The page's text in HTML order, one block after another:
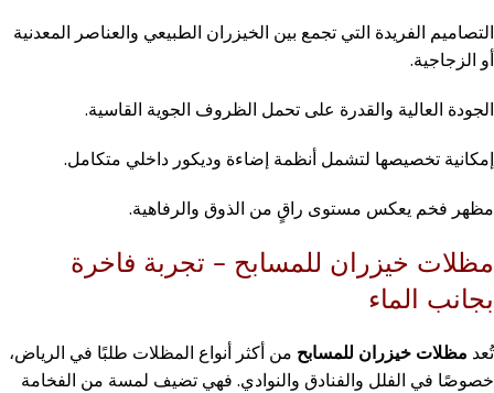
التصاميم الفريدة التي تجمع بين الخيزران الطبيعي والعناصر المعدنية
أو الزجاجية.
الجودة العالية والقدرة على تحمل الظروف الجوية القاسية.
إمكانية تخصيصها لتشمل أنظمة إضاءة وديكور داخلي متكامل.
مظهر فخم يعكس مستوى راقٍ من الذوق والرفاهية.
مظلات خيزران للمسابح – تجربة فاخرة
بجانب الماء
تُعد مظلات خيزران للمسابح من أكثر أنواع المظلات طلبًا في الرياض،
خصوصًا في الفلل والفنادق والنوادي. فهي تضيف لمسة من الفخامة